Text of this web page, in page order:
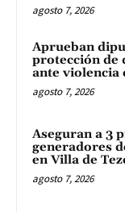
agosto 7, 2026
Aprueban
protección de
ante violencia
agosto 7, 2026
Aseguran a 3
generadores
en Villa de
agosto 7, 2026